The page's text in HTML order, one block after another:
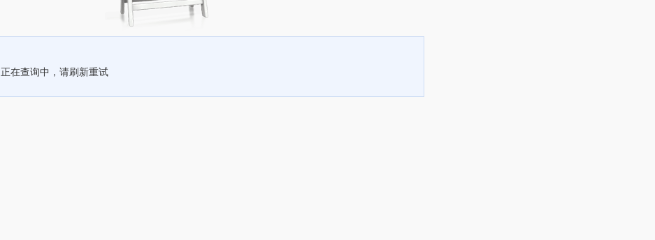
正在查询中，请刷新重试